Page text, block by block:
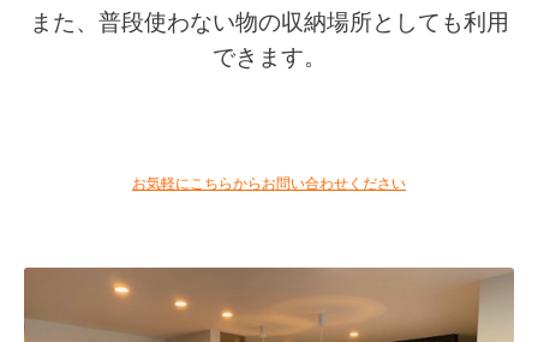
また、普段使わない物の収納場所としても利用
できます。
お気軽にこちらからお問い合わせください